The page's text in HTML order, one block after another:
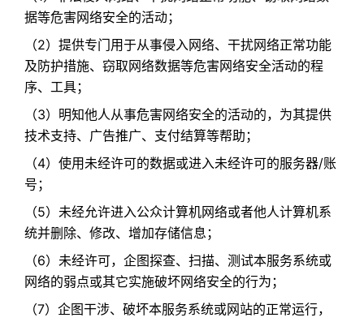
据等危害网络安全的活动；​
（2）提供专门用于从事侵入网络、干扰网络正常功能
及防护措施、窃取网络数据等危害网络安全活动的程
序、工具；​
（3）明知他人从事危害网络安全的活动的，为其提供
技术支持、广告推广、支付结算等帮助；​
（4）使用未经许可的数据或进入未经许可的服务器/账
号；​
（5）未经允许进入公众计算机网络或者他人计算机系
统并删除、修改、增加存储信息；​
（6）未经许可，企图探查、扫描、测试本服务系统或
网络的弱点或其它实施破坏网络安全的行为；​
（7）企图干涉、破坏本服务系统或网站的正常运行，